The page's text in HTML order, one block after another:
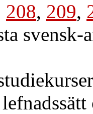
208, 209,
svensk-